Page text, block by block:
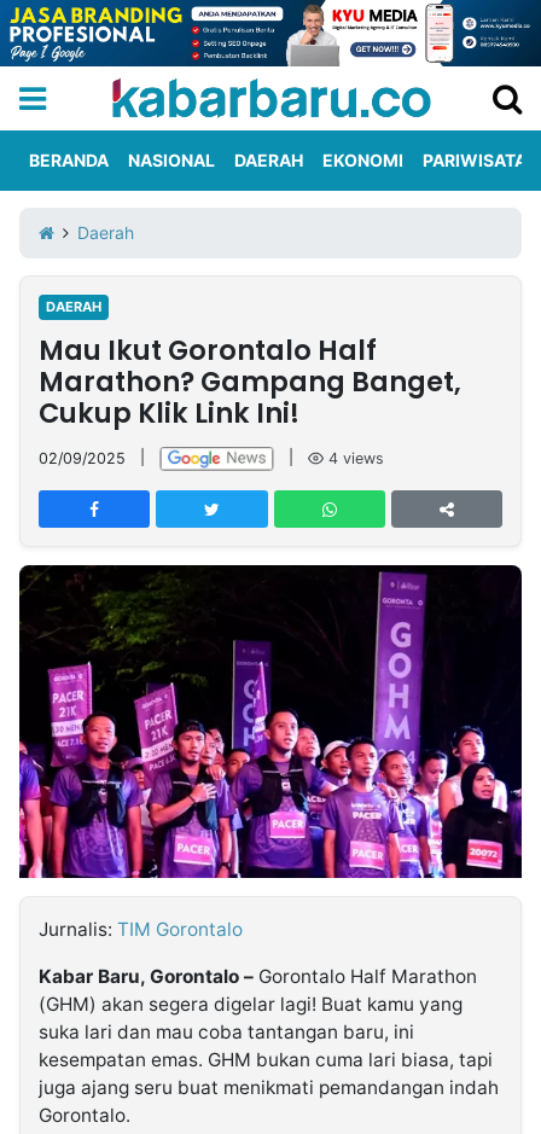
Iklan
Berita
Kami
Nasional
International
Olahraga
Entertainment
Daerah
Pariwisata
Kuliner
Kolom
Network
PT
TREETAN
INDONESIA
Partner
Insight
NTB
Suara
Time
Lens
IDN
Daily
Jogja
Jalan
Rakyat
Idealita
News
Notice
Dinamikapost.com
Radar
Baru
Seedbacklink
Follow
Kabarbaru
BERANDA NASIONAL DAERAH EKONOMI PARIWISATA
Daerah
DAERAH
Mau Ikut Gorontalo Half
Marathon? Gampang Banget,
Cukup Klik Link Ini!
02/09/2025 4 views
Jurnalis: TIM Gorontalo
Kabar Baru, Gorontalo – Gorontalo Half Marathon
(GHM) akan segera digelar lagi! Buat kamu yang
suka lari dan mau coba tantangan baru, ini
kesempatan emas. GHM bukan cuma lari biasa, tapi
juga ajang seru buat menikmati pemandangan indah
Gorontalo.